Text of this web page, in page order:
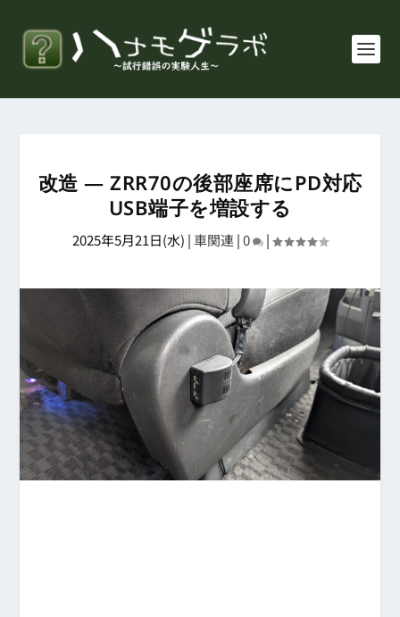
改造 ― ZRR70の後部座席にPD対応
USB端子を増設する
2025年5月21日(水) |車関連 |0 |